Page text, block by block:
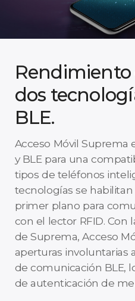
dos
BLE.
Acceso Móvil Suprema
y BLE para una
tipos de teléfonos
tecnologías se
primer plano para
con el lector RFID. Con
de Suprema, Acceso
aperturas involuntarias
de comunicación BLE,
de autenticación de